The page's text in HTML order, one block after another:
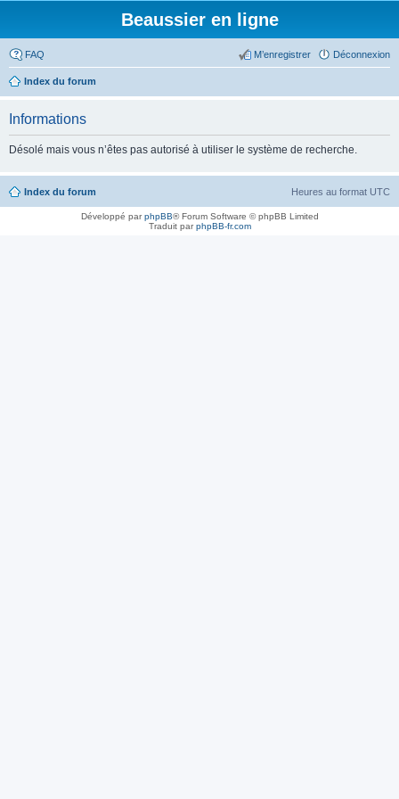
Beaussier en ligne
FAQ Déconnexion
M’enregistrer
Index du forum
Informations
Désolé mais vous n’êtes pas autorisé à utiliser le système de recherche.
Index du forum Heures au format UTC
Développé parphpBB® Forum Software © phpBB Limited
Traduit parphpBB-fr.com